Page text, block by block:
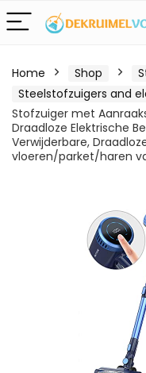
Home Shop
Steelstofzuigers and
Stofzuiger met
Draadloze Elektrische
Verwijderbare,
vloeren/parket/haren